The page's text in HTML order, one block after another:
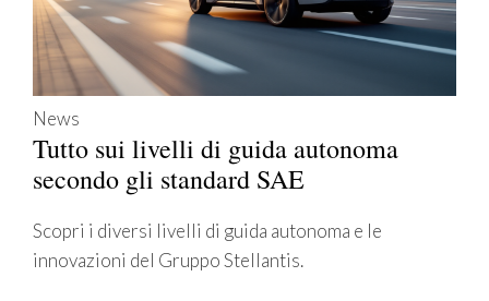
News
Tutto sui livelli di guida autonoma
secondo gli standard SAE
Scopri i diversi livelli di guida autonoma e le
innovazioni del Gruppo Stellantis.